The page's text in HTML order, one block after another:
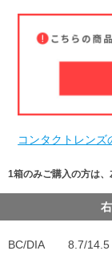
コンタクトレンズ
1箱のみご購入の方は
BC/DIA 8.7/14.5